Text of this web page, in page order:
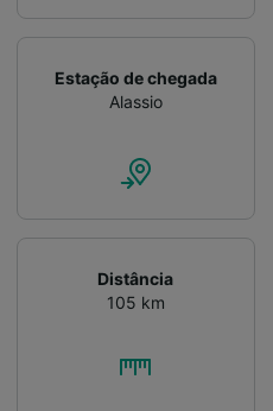
Estação de chegada
Alassio
Distância
105 km
características do
Armazenar e/ou
personalizados,
e conteúdo, pesquisa